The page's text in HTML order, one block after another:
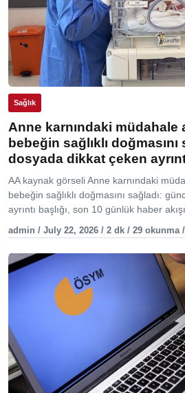
Sağlık
Anne karnındaki müdahale
bebeğin sağlıklı doğmasını
dosyada dikkat çeken
AA kaynak görseli Anne karnındaki
bebeğin sağlıklı doğmasını sağladı:
ayrıntı başlığı, son 10 günlük haber
admin / July 22, 2026 / 2 dk / 29 okunma